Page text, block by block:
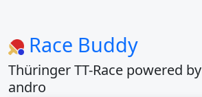
Race Buddy
Thüringer TT-Race powered by
andro